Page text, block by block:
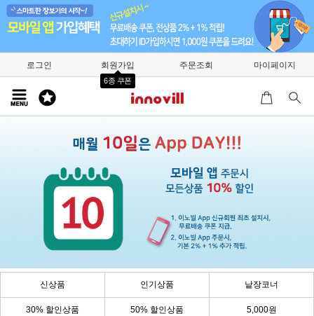
로그인 회원가입
6종 쿠폰
주문조회 마이페이지
신상품 인기상품 낱장코너
30% 할인상품 50% 할인상품 5,000원